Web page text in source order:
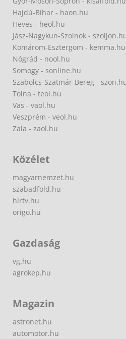
Hajdú-Bihar - haon.hu
Heves - heol.hu
Jász-Nagykun-Szolnok -
Komárom-Esztergom - kemma.hu
Nógrád - nool.hu
Somogy - sonline.hu
Szabolcs-Szatmár-Bereg -
Tolna - teol.hu
Vas - vaol.hu
Veszprém - veol.hu
Zala - zaol.hu
Közélet
magyarnemzet.hu
szabadfold.hu
hirtv.hu
origo.hu
Gazdaság
vg.hu
agrokep.hu
Magazin
astronet.hu
automotor.hu